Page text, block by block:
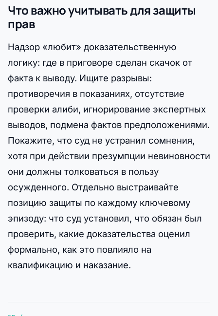
Что важно учитывать для защиты
прав
Надзор «любит» доказательственную
логику: где в приговоре сделан скачок от
факта к выводу. Ищите разрывы:
противоречия в показаниях, отсутствие
проверки алиби, игнорирование экспертных
выводов, подмена фактов предположениями.
Покажите, что суд не устранил сомнения,
хотя при действии презумпции невиновности
они должны толковаться в пользу
осужденного. Отдельно выстраивайте
позицию защиты по каждому ключевому
эпизоду: что суд установил, что обязан был
проверить, какие доказательства оценил
формально, как это повлияло на
квалификацию и наказание.